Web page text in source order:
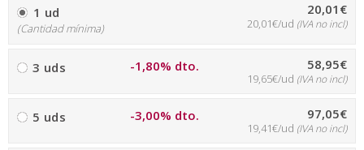
1 ud
(Cantidad mínima)
20,01€
20,01€/ud (IVA no incl)
3 uds -1,80% dto. 58,95€
19,65€/ud (IVA no incl)
5 uds -3,00% dto. 97,05€
19,41€/ud (IVA no incl)